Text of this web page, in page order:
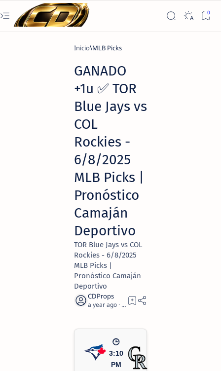
Inicio MLB Picks
GANADO
+1u ✅ TOR
Blue Jays vs
COL
Rockies -
6/8/2025
MLB Picks |
Pronóstico
Camaján
Deportivo
TOR Blue Jays vs COL
Rockies - 6/8/2025
MLB Picks |
Pronóstico Camaján
Deportivo
a year ago 2
🕒
3:10
PM